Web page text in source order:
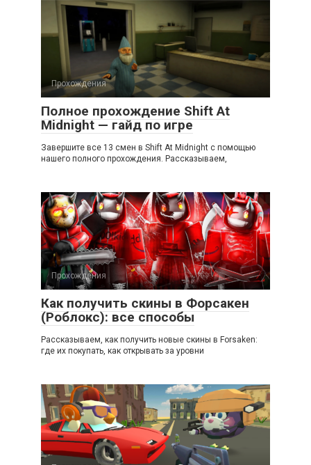
Прохождения
Полное прохождение Shift At
Midnight — гайд по игре
Завершите все 13 смен в Shift At Midnight с помощью
нашего полного прохождения. Рассказываем,
Прохождения
Как получить скины в Форсакен
(Роблокс): все способы
Рассказываем, как получить новые скины в Forsaken:
где их покупать, как открывать за уровни